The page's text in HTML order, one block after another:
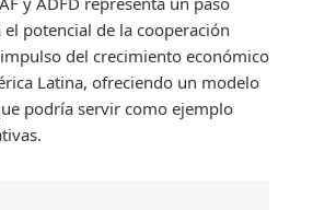
potencial de la cooperación
del crecimiento económico
Latina, ofreciendo un modelo
podría servir como ejemplo